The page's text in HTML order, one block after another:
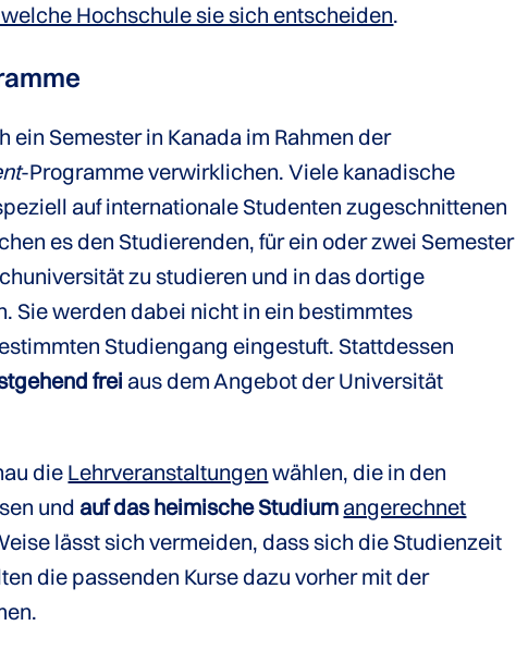
Hochschule sie sich entscheiden.
ein Semester in Kanada im Rahmen der
-Programme verwirklichen. Viele kanadische
auf internationale Studenten zugeschnittenen
es den Studierenden, für ein oder zwei Semester
zu studieren und in das dortige
Sie werden dabei nicht in ein bestimmtes
Studiengang eingestuft. Stattdessen
frei aus dem Angebot der Universität
die Lehrveranstaltungen wählen, die in den
und auf das heimische Studium angerechnet
lässt sich vermeiden, dass sich die Studienzeit
die passenden Kurse dazu vorher mit der